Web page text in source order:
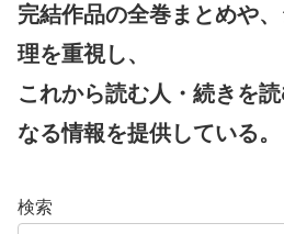
完結作品の全巻まとめや
理を重視し、
これから読む人・続きを
なる情報を提供している。
検索